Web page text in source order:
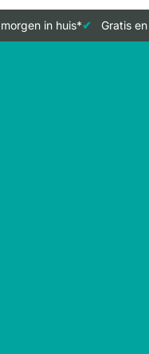
in huis* Gratis